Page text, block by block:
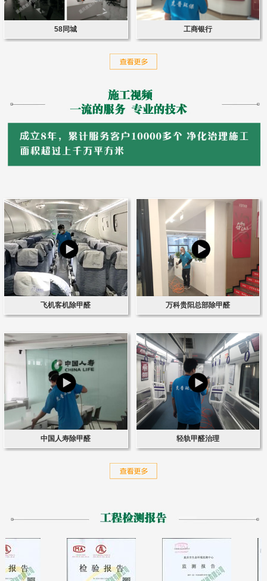
58同城 工商银行
飞机客机除甲醛 万科贵阳总部除甲醛
中国人寿除甲醛 轻轨甲醛治理